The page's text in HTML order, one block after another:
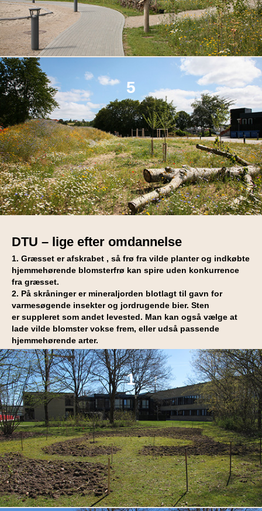
5
DTU – lige efter omdannelse
1. Græsset er afskrabet , så frø fra vilde planter og indkøbte
hjemmehørende blomsterfrø kan spire uden konkurrence
fra græsset.
2. På skråninger er mineraljorden blotlagt til gavn for
varmesøgende insekter og jordrugende bier. Sten
er suppleret som andet levested. Man kan også vælge at
lade vilde blomster vokse frem, eller udså passende
hjemmehørende arter.
1